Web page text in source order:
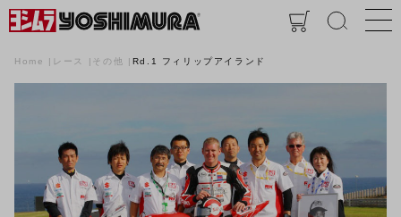
Home レース その他 Rd.1 フィリップアイランド